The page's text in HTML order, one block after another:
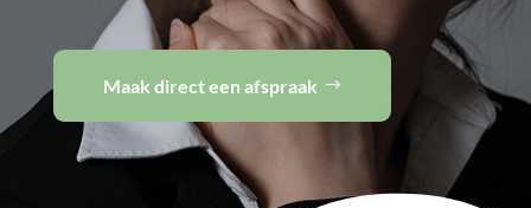
Maak direct een afspraak